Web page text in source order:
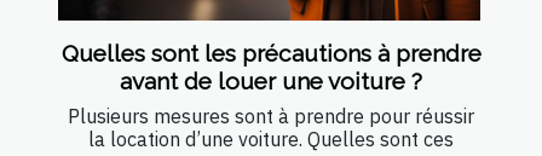
Quelles sont les précautions à prendre
avant de louer une voiture ?
Plusieurs mesures sont à prendre pour réussir
la location d’une voiture. Quelles sont ces